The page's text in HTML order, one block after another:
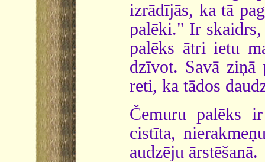
izrādījās, ka tā
palēki." Ir skaidrs,
palēks ātri ietu
dzīvot. Savā ziņā
reti, ka tādos
Čemuru palēks
cistīta,
audzēju ārstēšanā.